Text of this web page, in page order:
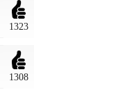
1323
1308